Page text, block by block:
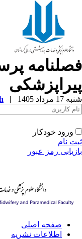
مرداد 1405 |
ورود خودکار
نام
رمز عبور
صفحه اصلی
اطلاعات نشریه